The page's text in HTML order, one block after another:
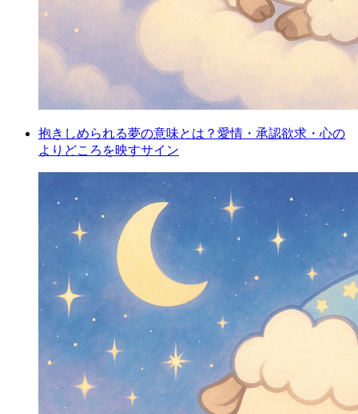
抱きしめられる夢の意味とは？愛情・承認欲求・心の
よりどころを映すサイン